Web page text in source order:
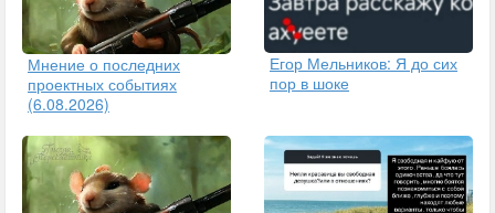
Мнение о последних
проектных событиях
(6.08.2026)
Егор Мельников: Я до сих
пор в шоке